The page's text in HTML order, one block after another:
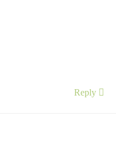
Reply